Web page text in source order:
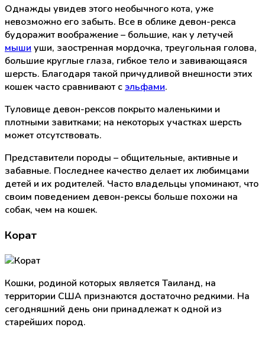
Однажды увидев этого необычного кота, уже
невозможно его забыть. Все в облике девон-рекса
будоражит воображение – большие, как у летучей
мыши уши, заостренная мордочка, треугольная голова,
большие круглые глаза, гибкое тело и завивающаяся
шерсть. Благодаря такой причудливой внешности этих
кошек часто сравнивают сэльфами.
Туловище девон-рексов покрыто маленькими и
плотными завитками; на некоторых участках шерсть
может отсутствовать.
Представители породы – общительные, активные и
забавные. Последнее качество делает их любимцами
детей и их родителей. Часто владельцы упоминают, что
своим поведением девон-рексы больше похожи на
собак, чем на кошек.
Корат
Кошки, родиной которых является Таиланд, на
территории США признаются достаточно редкими. На
сегодняшний день они принадлежат к одной из
старейших пород.